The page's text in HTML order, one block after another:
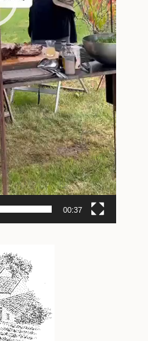
00:37